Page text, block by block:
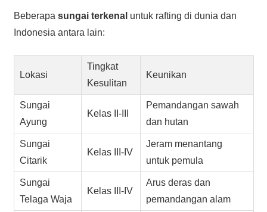
Beberapa sungai terkenal untuk rafting di dunia dan
Indonesia antara lain:
Lokasi
Tingkat
Kesulitan
Keunikan
Sungai
Ayung
Kelas II-III
Pemandangan sawah
dan hutan
Sungai
Citarik
Kelas III-IV
Jeram menantang
untuk pemula
Sungai
Telaga Waja
Kelas III-IV
Arus deras dan
pemandangan alam